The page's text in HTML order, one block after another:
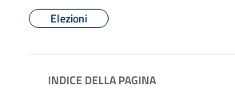
Elezioni
INDICE DELLA PAGINA